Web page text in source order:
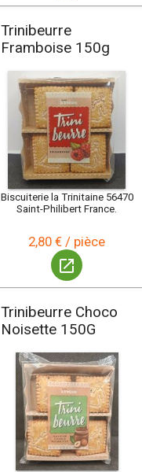
Trinibeurre
Framboise 150g
Biscuiterie la Trinitaine 56470
Saint-Philibert France.
2,80 € / pièce
launch
Trinibeurre Choco
Noisette 150G